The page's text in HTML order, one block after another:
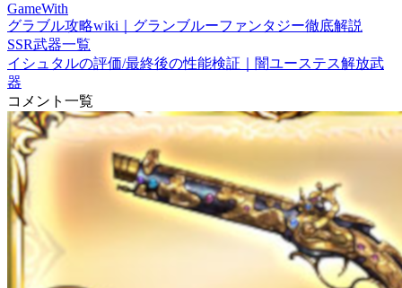
GameWith
グラブル攻略wiki｜グランブルーファンタジー徹底解説
SSR武器一覧
イシュタルの評価/最終後の性能検証｜闇ユーステス解放武
器
コメント一覧